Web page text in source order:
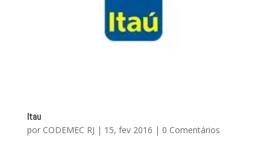
Itau
por CODEMEC RJ | 15, fev 2016 | 0 Comentários